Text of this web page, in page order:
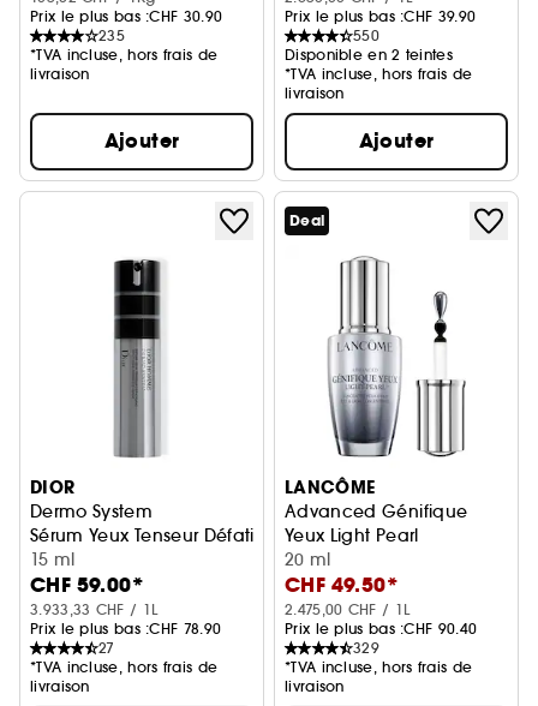
Prix le plus bas :CHF 30.90
235
*TVA incluse, hors frais de
livraison
Ajouter
Prix le plus bas :CHF 39.90
550
Disponible en 2 teintes
*TVA incluse, hors frais de
livraison
Ajouter
DIOR
Dermo System
Sérum Yeux Tenseur Défatigant
15 ml
CHF 59.00*
3.933,33 CHF / 1L
Prix le plus bas :CHF 78.90
27
*TVA incluse, hors frais de
livraison
Deal
LANCÔME
Advanced Génifique
Yeux Light Pearl
Sérum Yeux & Cils
20 ml
CHF 49.50*
2.475,00 CHF / 1L
Prix le plus bas :CHF 90.40
329
*TVA incluse, hors frais de
livraison